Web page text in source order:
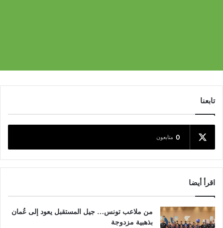
تابعنا
0 متابعون
اقرأ أيضا
من ملاعب تونس… جيل المستقبل يعود إلى عُمان
بذهبية مزدوجة